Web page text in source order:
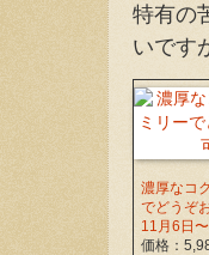
特有の
いです
濃厚なコ
でどうぞ
11月6日
価格：